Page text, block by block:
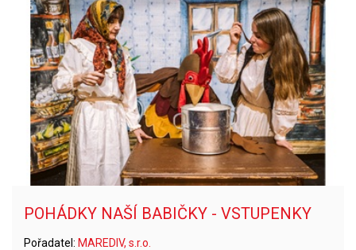
POHÁDKY NAŠÍ BABIČKY - VSTUPENKY
Pořadatel: MAREDIV, s.r.o.